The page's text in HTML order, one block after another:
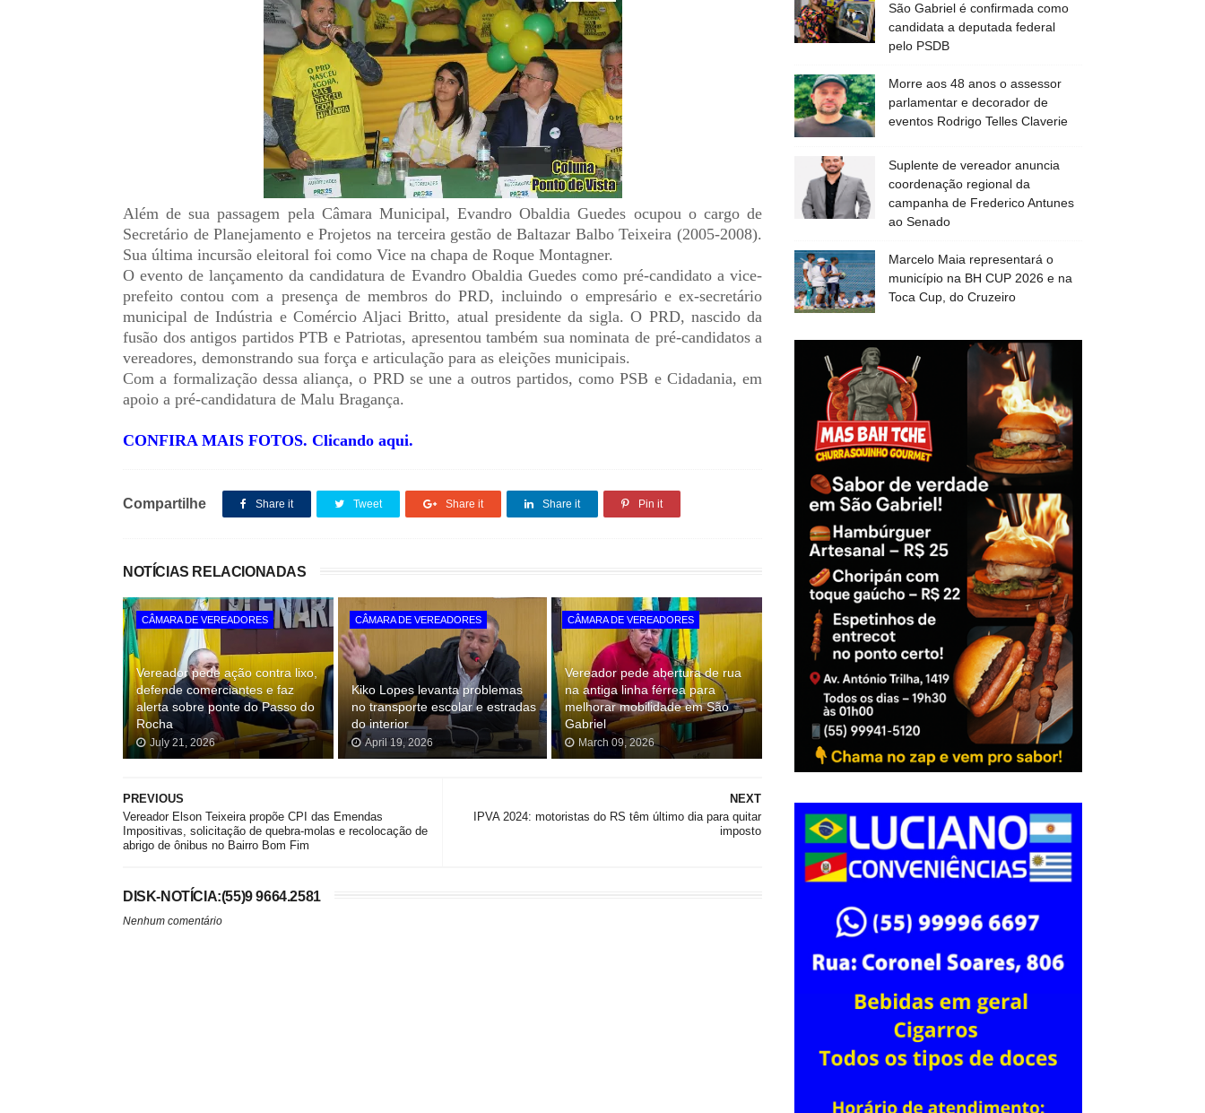
Além de sua passagem pela Câmara Municipal, Evandro Obaldia Guedes ocupou o cargo de
Secretário de Planejamento e Projetos na terceira gestão de Baltazar Balbo Teixeira (2005-2008).
Sua última incursão eleitoral foi como Vice na chapa de Roque Montagner.
O evento de lançamento da candidatura de Evandro Obaldia Guedes como pré-candidato a vice-
prefeito contou com a presença de membros do PRD, incluindo o empresário e ex-secretário
municipal de Indústria e Comércio Aljaci Britto, atual presidente da sigla. O PRD, nascido da
fusão dos antigos partidos PTB e Patriotas, apresentou também sua nominata de pré-candidatos a
vereadores, demonstrando sua força e articulação para as eleições municipais.
Com a formalização dessa aliança, o PRD se une a outros partidos, como PSB e Cidadania, em
apoio a pré-candidatura de Malu Bragança.
CONFIRA MAIS FOTOS. Clicando aqui.
Compartilhe Share it Tweet Share it Share it Pin it
NOTÍCIAS RELACIONADAS
CÂMARA DE VEREADORES
Vereador pede ação contra lixo,
defende comerciantes e faz
alerta sobre ponte do Passo do
Rocha
July 21, 2026
CÂMARA DE VEREADORES
Kiko Lopes levanta problemas
no transporte escolar e estradas
do interior
April 19, 2026
CÂMARA DE VEREADORES
Vereador pede abertura de rua
na antiga linha férrea para
melhorar mobilidade em São
Gabriel
March 09, 2026
NEXT
IPVA 2024: motoristas do RS têm último dia para quitar
imposto
PREVIOUS
Vereador Elson Teixeira propõe CPI das Emendas
Impositivas, solicitação de quebra-molas e recolocação de
abrigo de ônibus no Bairro Bom Fim
DISK-NOTÍCIA:(55)9 9664.2581
Nenhum comentário
São Gabriel é confirmada como
candidata a deputada federal
pelo PSDB
Morre aos 48 anos o assessor
parlamentar e decorador de
eventos Rodrigo Telles Claverie
Suplente de vereador anuncia
coordenação regional da
campanha de Frederico Antunes
ao Senado
Marcelo Maia representará o
município na BH CUP 2026 e na
Toca Cup, do Cruzeiro